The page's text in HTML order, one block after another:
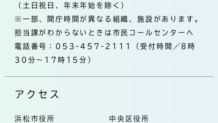
（土日祝日、年末年始を除く）
※一部、開庁時間が異なる組織、施設があります。
担当課がわからないときは市民コールセンターへ
電話番号：053-457-2111（受付時間／8時
30分～17時15分）
アクセス
浜松市役所
中央区役所